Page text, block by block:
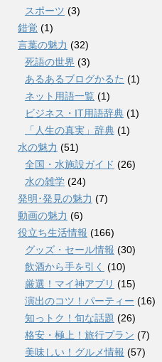
スポーツ (3)
錯覚 (1)
言葉の魅力 (32)
死語の世界 (3)
あるあるブログかるた (1)
ネット用語一覧 (1)
ビジネス・IT用語辞典 (1)
「人生の真実」辞典 (1)
水の魅力 (51)
全国・水施設ガイド (26)
水の雑学 (24)
発明･発見の魅力 (7)
動画の魅力 (6)
役立ち生活情報 (166)
グッズ・セール情報 (30)
飲酒から手を引く (10)
厳選！マイ神アプリ (15)
演出のコツ！パーティー (16)
知っトク！旬な話題 (26)
格安・極上！旅行プラン (7)
美味しい！グルメ情報 (57)